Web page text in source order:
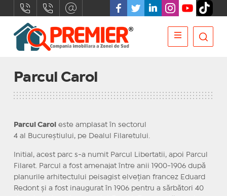
Parcul Carol
Parcul Carol
este amplasat în sectorul
4 al Bucureștiului, pe Dealul Filaretului.
Initial, acest parc s-a numit Parcul Libertatii, apoi Parcul
Filaret. Parcul a fost amenajat între anii 1900-1906 după
planurile arhitectului peisagist elvețian francez Eduard
Redont și a fost inaugurat în 1906 pentru a sărbători 40